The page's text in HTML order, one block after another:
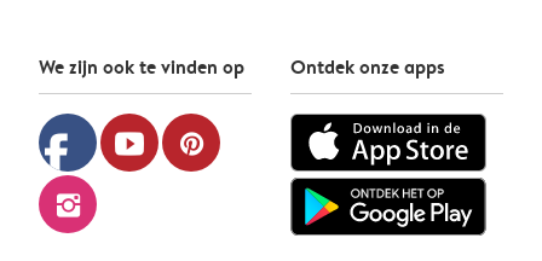
We zijn ook te vinden op
facebook youtube pinterest
instagram
Ontdek onze apps